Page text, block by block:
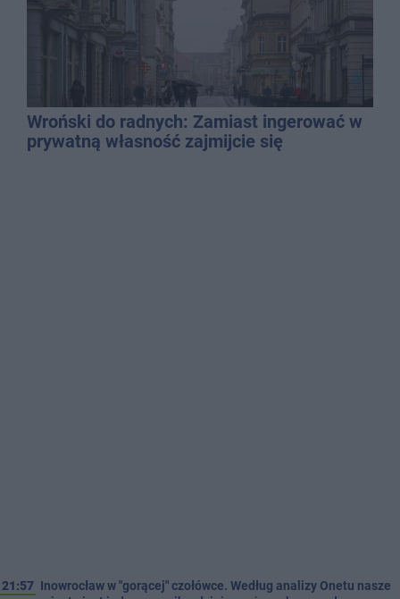
Wroński do radnych: Zamiast ingerować w
prywatną własność zajmijcie się
21:57 Inowrocław w "gorącej" czołówce. Według analizy Onetu nasze